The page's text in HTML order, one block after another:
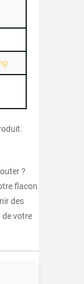
?
flacon
des
de votre